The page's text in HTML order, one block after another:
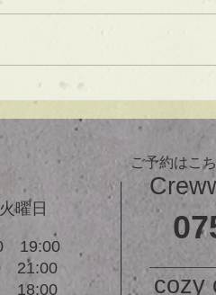
で貴方だけのまとま
較的ご予約に空きが
メニューが決まらな
クーポンをご活用下
ご予約はこ
曜日
19:00
21:00
18:00
cozy